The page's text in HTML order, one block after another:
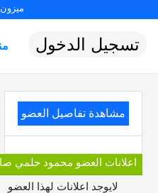
ميزون٧ مصر
تسجيل الدخول
مشاهدة تفاصيل العضو
اعلانات العضو محمود حلمي
لايوجد اعلانات لهذا العضو